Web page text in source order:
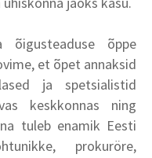
õppe
et õpet annaksid
ja spetsialistid
keskkonnas ning
tuleb enamik Eesti
prokuröre,